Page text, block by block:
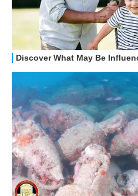
GUIDE ALL'ACQUISTO